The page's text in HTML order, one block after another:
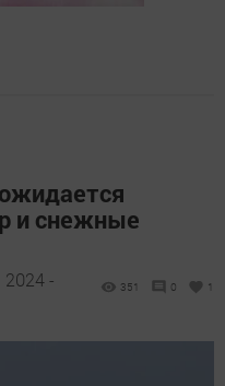
и снежные
2024 -
351 0 1